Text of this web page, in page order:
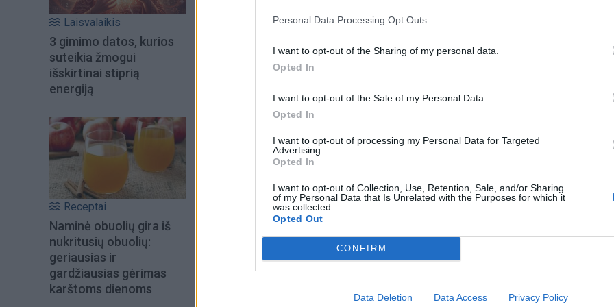
Personal Data Processing Opt Outs
I want to opt-out of the Sharing of my personal data.
Opted In
I want to opt-out of the Sale of my Personal Data.
Opted In
I want to opt-out of processing my Personal Data for Targeted
Advertising.
Opted In
I want to opt-out of Collection, Use, Retention, Sale, and/or Sharing
of my Personal Data that Is Unrelated with the Purposes for which it
was collected.
Opted Out
CONFIRM
Data Deletion Data Access Privacy Policy
Laisvalaikis
3 gimimo datos, kurios
suteikia žmogui
išskirtinai stiprią
energiją
Receptai
Naminė obuolių gira iš
nukritusių obuolių:
geriausias ir
gardžiausias gėrimas
karštoms dienoms
muziejaus „Facebook“ paskyroje.
Šiuo metu skaitomiausi
Negrįžo iš Jūros šventės: artimieji laukė dvi savaites